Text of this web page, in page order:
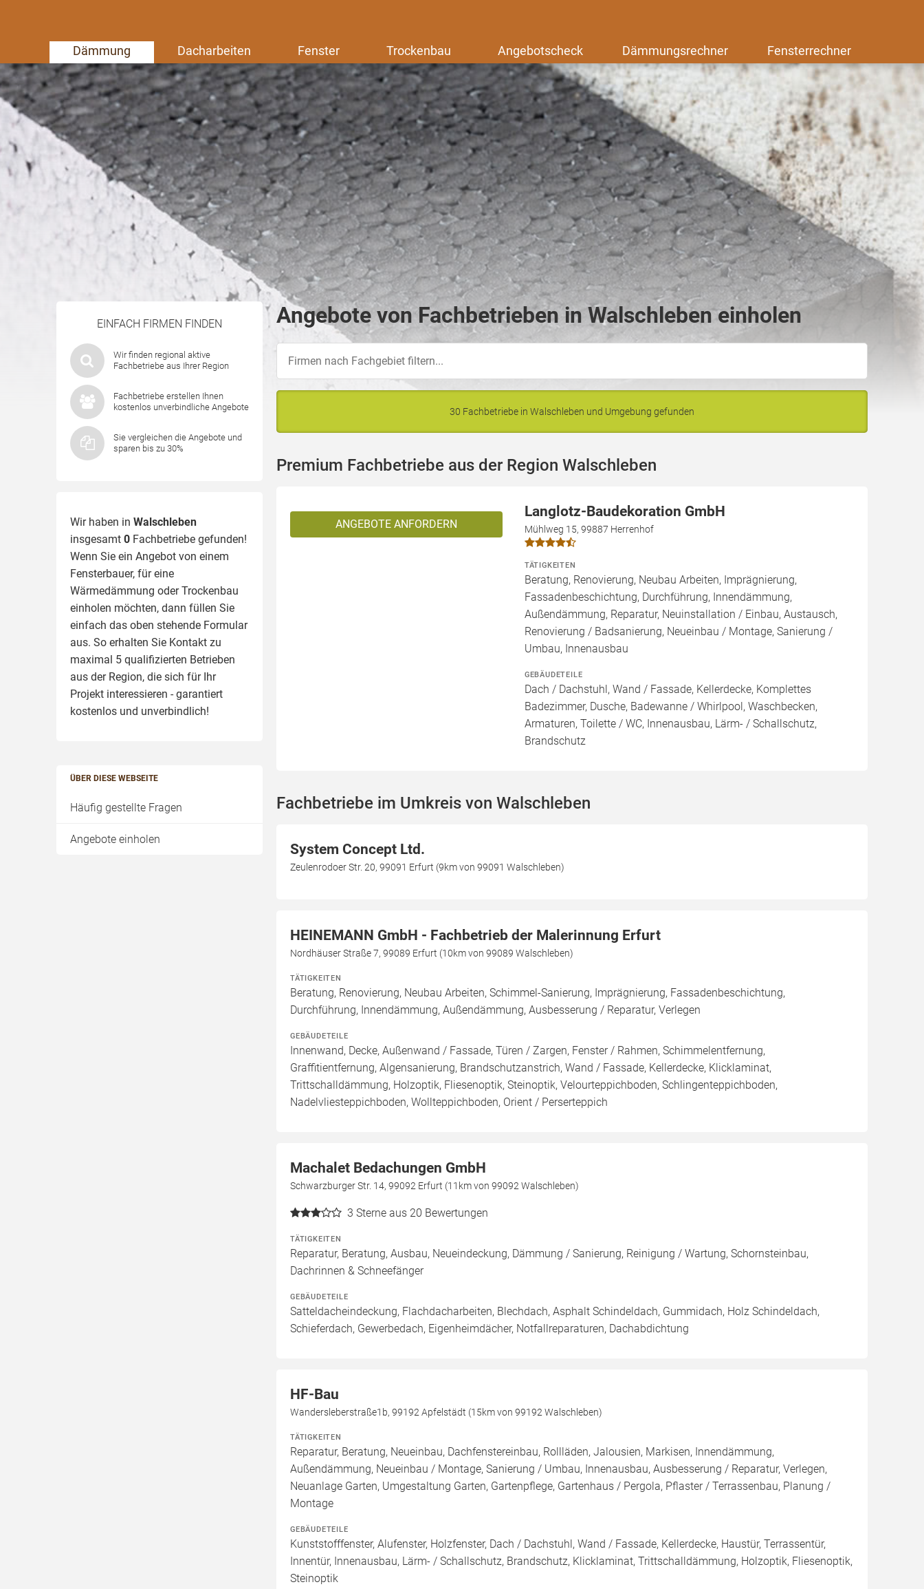
Dämmung Dacharbeiten Fenster Trockenbau Angebotscheck Dämmungsrechner Fensterrechner
EINFACH FIRMEN FINDEN
Wir finden regional aktive
Fachbetriebe aus Ihrer Region
Fachbetriebe erstellen Ihnen
kostenlos unverbindliche Angebote
Sie vergleichen die Angebote und
sparen bis zu 30%
Wir haben in Walschleben
insgesamt 0 Fachbetriebe gefunden!
Wenn Sie ein Angebot von einem
Fensterbauer, für eine
Wärmedämmung oder Trockenbau
einholen möchten, dann füllen Sie
einfach das oben stehende Formular
aus. So erhalten Sie Kontakt zu
maximal 5 qualifizierten Betrieben
aus der Region, die sich für Ihr
Projekt interessieren - garantiert
kostenlos und unverbindlich!
ÜBER DIESE WEBSEITE
Häufig gestellte Fragen
Angebote einholen
Angebote von Fachbetrieben in Walschleben einholen
30 Fachbetriebe in Walschleben und Umgebung gefunden
Premium Fachbetriebe aus der Region Walschleben
ANGEBOTE ANFORDERN
Langlotz-Baudekoration GmbH
Mühlweg 15, 99887 Herrenhof
TÄTIGKEITEN
Beratung, Renovierung, Neubau Arbeiten, Imprägnierung,
Fassadenbeschichtung, Durchführung, Innendämmung,
Außendämmung, Reparatur, Neuinstallation / Einbau, Austausch,
Renovierung / Badsanierung, Neueinbau / Montage, Sanierung /
Umbau, Innenausbau
GEBÄUDETEILE
Dach / Dachstuhl, Wand / Fassade, Kellerdecke, Komplettes
Badezimmer, Dusche, Badewanne / Whirlpool, Waschbecken,
Armaturen, Toilette / WC, Innenausbau, Lärm- / Schallschutz,
Brandschutz
Fachbetriebe im Umkreis von Walschleben
System Concept Ltd.
Zeulenrodoer Str. 20, 99091 Erfurt (9km von 99091 Walschleben)
HEINEMANN GmbH - Fachbetrieb der Malerinnung Erfurt
Nordhäuser Straße 7, 99089 Erfurt (10km von 99089 Walschleben)
TÄTIGKEITEN
Beratung, Renovierung, Neubau Arbeiten, Schimmel-Sanierung, Imprägnierung, Fassadenbeschichtung,
Durchführung, Innendämmung, Außendämmung, Ausbesserung / Reparatur, Verlegen
GEBÄUDETEILE
Innenwand, Decke, Außenwand / Fassade, Türen / Zargen, Fenster / Rahmen, Schimmelentfernung,
Graffitientfernung, Algensanierung, Brandschutzanstrich, Wand / Fassade, Kellerdecke, Klicklaminat,
Trittschalldämmung, Holzoptik, Fliesenoptik, Steinoptik, Velourteppichboden, Schlingenteppichboden,
Nadelvliesteppichboden, Wollteppichboden, Orient / Perserteppich
Machalet Bedachungen GmbH
Schwarzburger Str. 14, 99092 Erfurt (11km von 99092 Walschleben)
3 Sterne aus 20 Bewertungen
TÄTIGKEITEN
Reparatur, Beratung, Ausbau, Neueindeckung, Dämmung / Sanierung, Reinigung / Wartung, Schornsteinbau,
Dachrinnen & Schneefänger
GEBÄUDETEILE
Satteldacheindeckung, Flachdacharbeiten, Blechdach, Asphalt Schindeldach, Gummidach, Holz Schindeldach,
Schieferdach, Gewerbedach, Eigenheimdächer, Notfallreparaturen, Dachabdichtung
HF-Bau
Wandersleberstraße1b, 99192 Apfelstädt (15km von 99192 Walschleben)
TÄTIGKEITEN
Reparatur, Beratung, Neueinbau, Dachfenstereinbau, Rollläden, Jalousien, Markisen, Innendämmung,
Außendämmung, Neueinbau / Montage, Sanierung / Umbau, Innenausbau, Ausbesserung / Reparatur, Verlegen,
Neuanlage Garten, Umgestaltung Garten, Gartenpflege, Gartenhaus / Pergola, Pflaster / Terrassenbau, Planung /
Montage
GEBÄUDETEILE
Kunststofffenster, Alufenster, Holzfenster, Dach / Dachstuhl, Wand / Fassade, Kellerdecke, Haustür, Terrassentür,
Innentür, Innenausbau, Lärm- / Schallschutz, Brandschutz, Klicklaminat, Trittschalldämmung, Holzoptik, Fliesenoptik,
Steinoptik